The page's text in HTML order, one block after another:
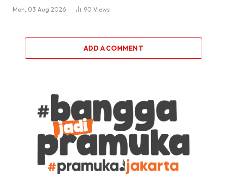
Mon, 03 Aug 2026 90 Views
ADD A COMMENT